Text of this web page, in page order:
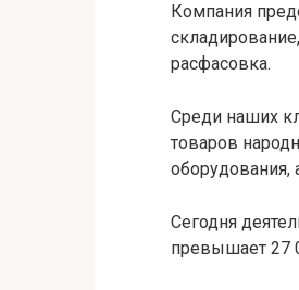
Компания
расфасовка.
Среди наших
товаров
оборудования,
Сегодня
превышает 27